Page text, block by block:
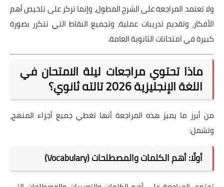
ولا تعتمد المراجعة على الشرح المطول، وإنما تركز على تلخيص أهم
الأفكار، وتقديم تدريبات عملية، وتجميع النقاط التي تتكرر بصورة
كبيرة في امتحانات الثانوية العامة.
ماذا تحتوي مراجعات ليلة الامتحان في
اللغة الإنجليزية 2026 تالته ثانوي؟
من أبرز ما يميز هذه المراجعة أنها تغطي جميع أجزاء المنهج،
وتشمل:
أولًا: أهم الكلمات والمصطلحات (Vocabulary)